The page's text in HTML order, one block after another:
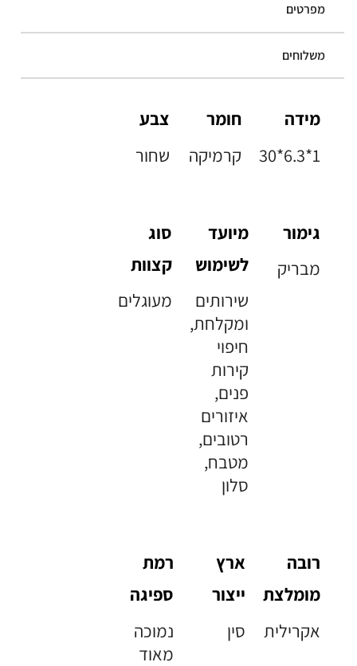
מפרטים
משלוחים
מידה
30*6.3*1
חומר
קרמיקה
צבע
שחור
גימור
מבריק
מיועד
לשימוש
שירותים
ומקלחת,
חיפוי
קירות
פנים,
איזורים
רטובים,
מטבח,
סלון
סוג
קצוות
מעוגלים
רובה
מומלצת
אקרילית
ארץ
ייצור
סין
רמת
ספיגה
נמוכה
מאוד